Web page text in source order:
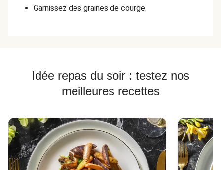
Garnissez des graines de courge.
Idée repas du soir : testez nos
meilleures recettes